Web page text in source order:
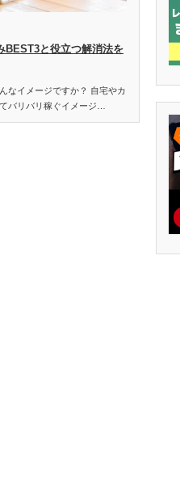
BEST3と役立つ解消法を
なイメージですか？ 自宅やカ
バリバリ稼ぐイメージ…